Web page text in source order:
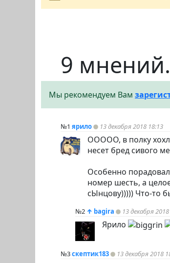
9
Мы рекомендуем Вам
№1 ярило 13 декабря 2018 18:13
ООООО, в полку
несет бред сивого
Особенно
номер шесть, а
сЫнцову))))) Что-то
№2 ↑ bagira 13 декабря
Ярило
№3скептик183 13 декабря 2018